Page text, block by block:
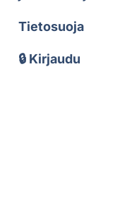
Tietosuoja
🔒 Kirjaudu